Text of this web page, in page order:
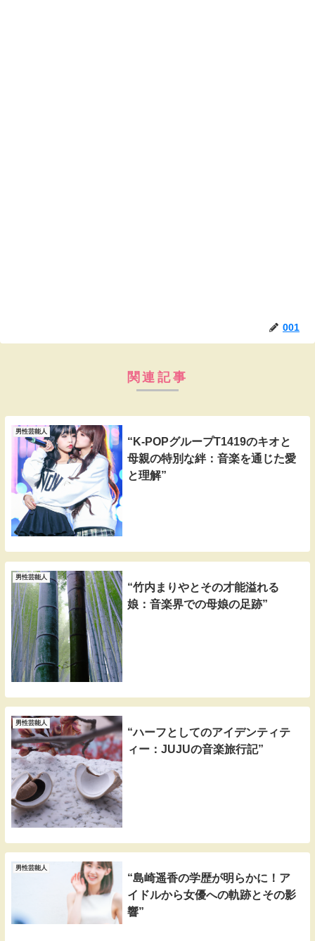
001
関連記事
男性芸能人
“K-POPグループT1419のキオと
母親の特別な絆：音楽を通じた愛
と理解”
男性芸能人
“竹内まりやとその才能溢れる
娘：音楽界での母娘の足跡”
男性芸能人
“ハーフとしてのアイデンティテ
ィー：JUJUの音楽旅行記”
男性芸能人
“島崎遥香の学歴が明らかに！ア
イドルから女優への軌跡とその影
響”